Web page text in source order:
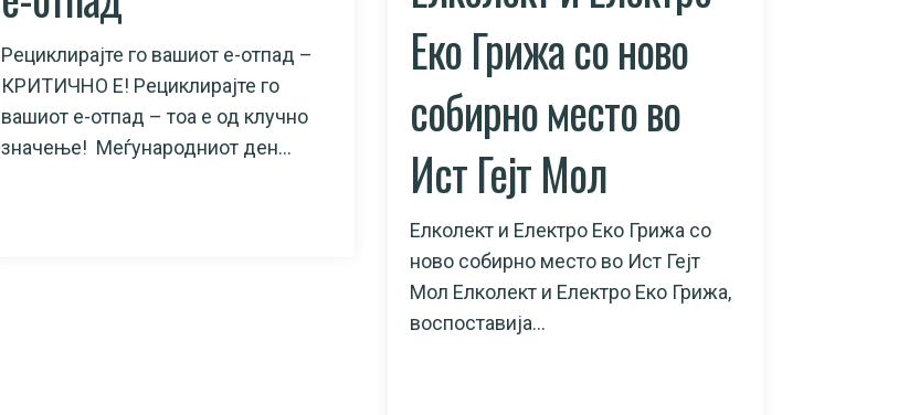
Рециклирајте го вашиот е-отпад –
КРИТИЧНО Е! Рециклирајте го
вашиот е-отпад – тоа е од клучно
значење! Меѓународниот ден...
Еко Грижа со ново
собирно место во
Ист Гејт Мол
Елколект и Електро Еко Грижа со
ново собирно место во Ист Гејт
Мол Елколект и Електро Еко Грижа,
воспоставија...